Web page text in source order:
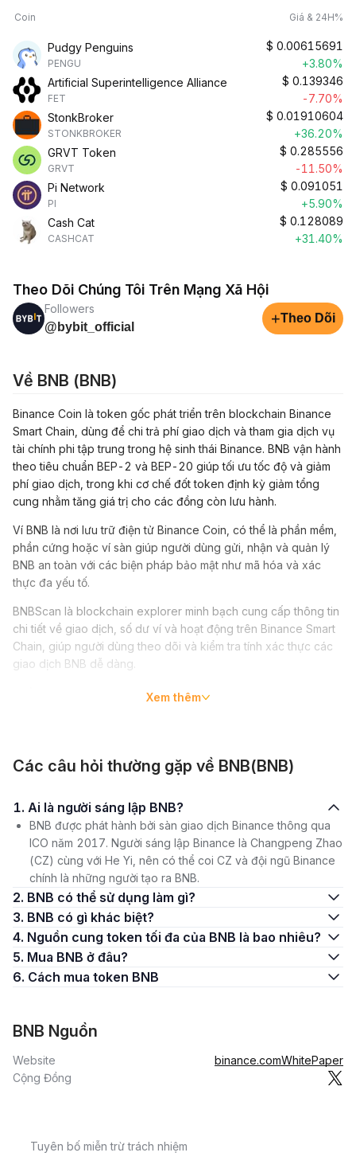
Coin Giá & 24H%
Pudgy Penguins
PENGU
$ 0.00615691
+3.80%
Artificial Superintelligence Alliance
FET
$ 0.139346
-7.70%
StonkBroker
STONKBROKER
$ 0.01910604
+36.20%
GRVT Token
GRVT
$ 0.285556
-11.50%
Pi Network
PI
$ 0.091051
+5.90%
Cash Cat
CASHCAT
$ 0.128089
+31.40%
Theo Dõi Chúng Tôi Trên Mạng Xã Hội
Followers
@bybit_official
+Theo Dõi
Về BNB (BNB)
Binance Coin là token gốc phát triển trên blockchain Binance
Smart Chain, dùng để chi trả phí giao dịch và tham gia dịch vụ
tài chính phi tập trung trong hệ sinh thái Binance. BNB vận hành
theo tiêu chuẩn BEP-2 và BEP-20 giúp tối ưu tốc độ và giảm
phí giao dịch, trong khi cơ chế đốt token định kỳ giảm tổng
cung nhằm tăng giá trị cho các đồng còn lưu hành.
Ví BNB là nơi lưu trữ điện tử Binance Coin, có thể là phần mềm,
phần cứng hoặc ví sàn giúp người dùng gửi, nhận và quản lý
BNB an toàn với các biện pháp bảo mật như mã hóa và xác
thực đa yếu tố.
BNBScan là blockchain explorer minh bạch cung cấp thông tin
chi tiết về giao dịch, số dư ví và hoạt động trên Binance Smart
Chain, giúp người dùng theo dõi và kiểm tra tính xác thực các
giao dịch BNB dễ dàng.
Đồng BNB coin là gì?
ra mắt thông qua đợt chài bán đồng tiền mã hóa, 11 ngày trước
khi sàn giao dịch tiền mã hóa Binance ra mắt. Đầu tiên, BNB
Ethereum, với tổng nguồn lớn nhất là 200 triệu đồng coin và
100 triệu BNB được cung cấp trong ICO.
Thế nhưng, đồng coin ERC-20 BNB được hoán đổi với BEP2
BNB theo tỷ lệ 1:1 vào tháng 4 năm 2019 với sự ra mắt của
mạng chính thức Binance Chain và không còn được lưu trữ trên
Ethereum nữa.
BNB được áp dụng như một phương thức thanh toán, một token
tiện ích để thanh toán phí trên sàn giao dịch Binance và tham
gia bán token trên Binance launchpad. BNB cung cấp quyền
Ví BNB là gì?
dịch các loại tiền điện tử trên mạng lưới BNB Smart Chain
(BSC). Ví BNB tồn tại dưới dạng nhiều hình thức khác nhau bao
Xem thêm
Các câu hỏi thường gặp về BNB(BNB)
1. Ai là người sáng lập BNB?
BNB được phát hành bởi sàn giao dịch Binance thông qua
ICO năm 2017. Người sáng lập Binance là Changpeng Zhao
(CZ) cùng với He Yi, nên có thể coi CZ và đội ngũ Binance
chính là những người tạo ra BNB.
2. BNB có thể sử dụng làm gì?
3. BNB có gì khác biệt?
4. Nguồn cung token tối đa của BNB là bao nhiêu?
5. Mua BNB ở đâu?
6. Cách mua token BNB
BNB Nguồn
Website binance.comWhitePaper
Cộng Đồng
Tuyên bố miễn trừ trách nhiệm